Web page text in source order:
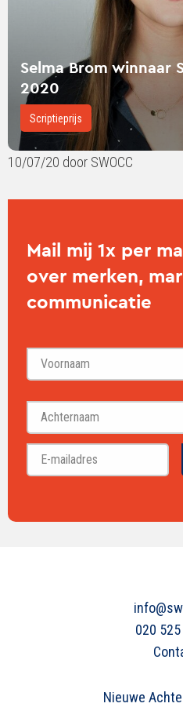
Selma Brom winnaar
2020
Scriptieprijs
10/07/20 door SWOCC
Mail mij 1x per
over merken,
communicatie
Voornaam
Achternaam
020
Nieuwe